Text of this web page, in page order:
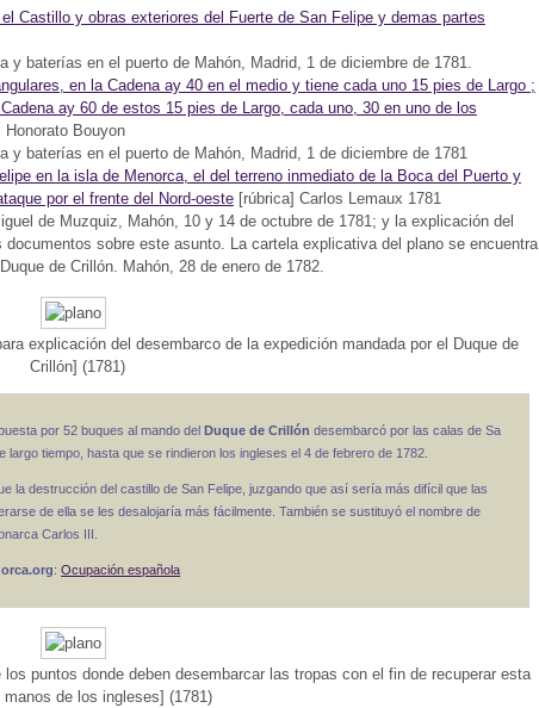
Castillo y obras exteriores del Fuerte de San Felipe y demas partes
y baterías en el puerto de Mahón, Madrid, 1 de diciembre de 1781.
en la Cadena ay 40 en el medio y tiene cada uno 15 pies de Largo ;
ay 60 de estos 15 pies de Largo, cada uno, 30 en uno de los
Honorato Bouyon
y baterías en el puerto de Mahón, Madrid, 1 de diciembre de 1781
en la isla de Menorca, el del terreno inmediato de la Boca del Puerto y
por el frente del Nord-oeste[rúbrica] Carlos Lemaux 1781
de Muzquiz, Mahón, 10 y 14 de octubre de 1781; y la explicación del
sobre este asunto. La cartela explicativa del plano se encuentra
de Crillón. Mahón, 28 de enero de 1782.
explicación del desembarco de la expedición mandada por el Duque de
Crillón] (1781)
por 52 buques al mando del Duque de Crillón desembarcó por las calas de Sa
tiempo, hasta que se rindieron los ingleses el 4 de febrero de 1782.
la destrucción del castillo de San Felipe, juzgando que así sería más difícil que las
de ella se les desalojaría más fácilmente. También se sustituyó el nombre de
Carlos III.
:Ocupación española
puntos donde deben desembarcar las tropas con el fin de recuperar esta
manos de los ingleses] (1781)